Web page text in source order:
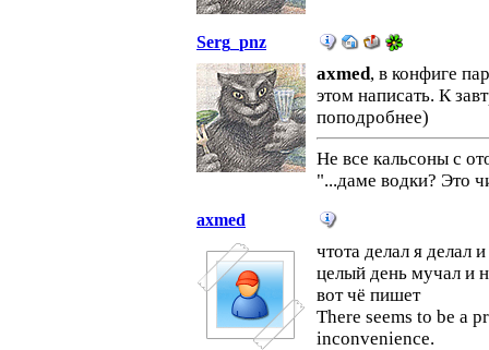
Serg_pnz
axmed, в конфиге
этом написать. К
поподробнее)
Не все кальсоны с
"...даме водки? Это
axmed
чтота делал я делал
целый день мучал и
вот чё пишет
There seems to be a
inconvenience.